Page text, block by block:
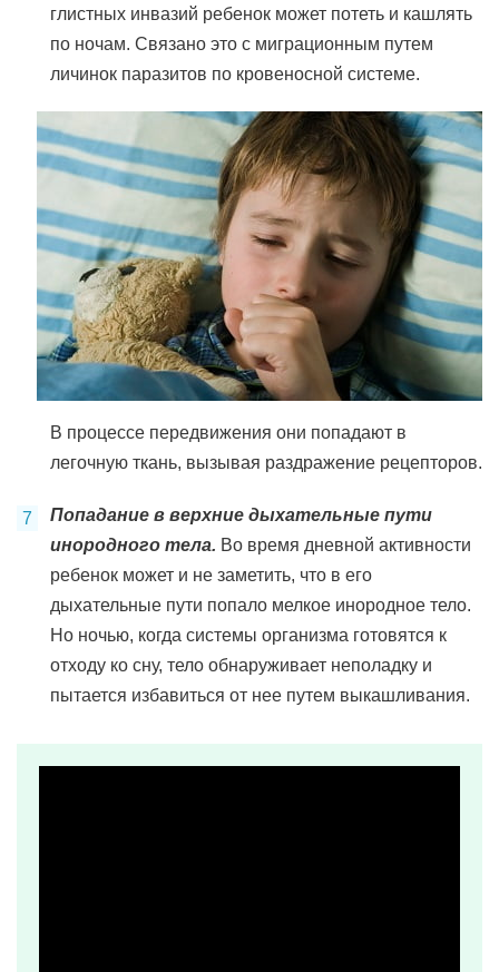
глистных инвазий ребенок может потеть и кашлять
по ночам. Связано это с миграционным путем
личинок паразитов по кровеносной системе.
В процессе передвижения они попадают в
легочную ткань, вызывая раздражение рецепторов.
Попадание в верхние дыхательные пути
инородного тела. Во время дневной активности
ребенок может и не заметить, что в его
дыхательные пути попало мелкое инородное тело.
Но ночью, когда системы организма готовятся к
отходу ко сну, тело обнаруживает неполадку и
пытается избавиться от нее путем выкашливания.